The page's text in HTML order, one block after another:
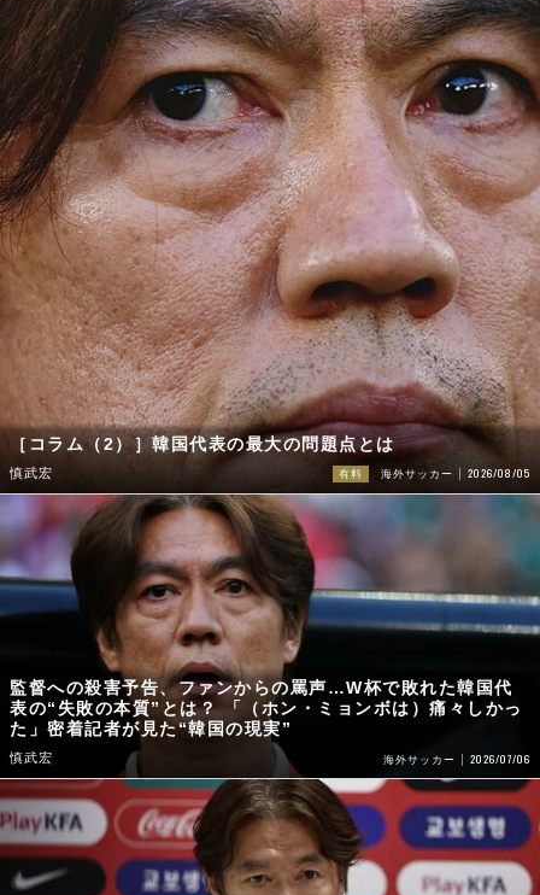
［コラム（2）］韓国代表の最大の問題点とは
慎武宏 有料 海外サッカー 2026/08/05
監督への殺害予告、ファンからの罵声…W杯で敗れた韓国代
表の“失敗の本質”とは？ 「（ホン・ミョンボは）痛々しかっ
た」密着記者が見た“韓国の現実”
慎武宏 海外サッカー 2026/07/06